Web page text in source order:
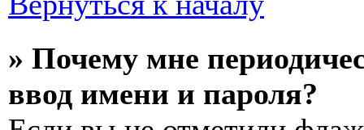
» Почему мне
ввод имени и пароля?